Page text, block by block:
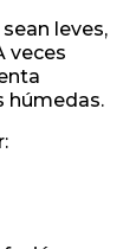
leves,
veces
húmedas.